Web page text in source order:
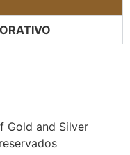
Gold and Silver